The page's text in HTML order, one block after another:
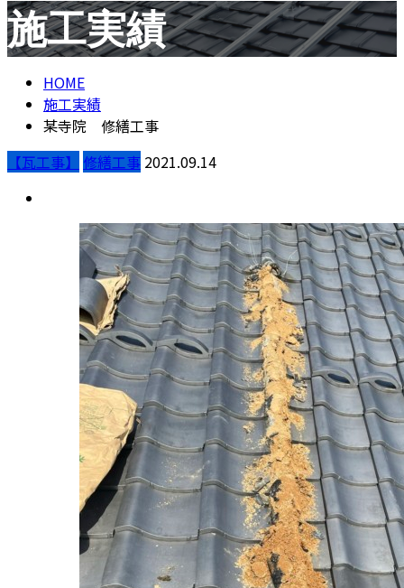
ENTRY
CONTACT
施工実績
HOME
施工実績
某寺院 修繕工事
【瓦工事】
修繕工事 2021.09.14